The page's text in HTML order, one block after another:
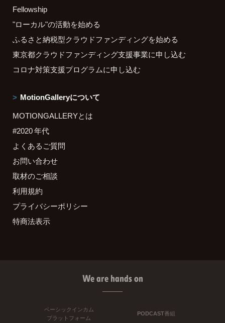
Fellowship
"ローカル"の活動を始める
ふるさと納税型クラウドファンディングを始める
東京都クラウドファンディング支援事業に申し込む
コロナ対策支援プログラムに申し込む
MotionGalleryについて
MOTIONGALLERYとは
#2020 年代
よくあるご質問
お問い合わせ
取材のご相談
利用規約
プライバシーポリシー
特商法表示
We are hands on
ベーシックインカム
プラットフォーム
PODCAST番組